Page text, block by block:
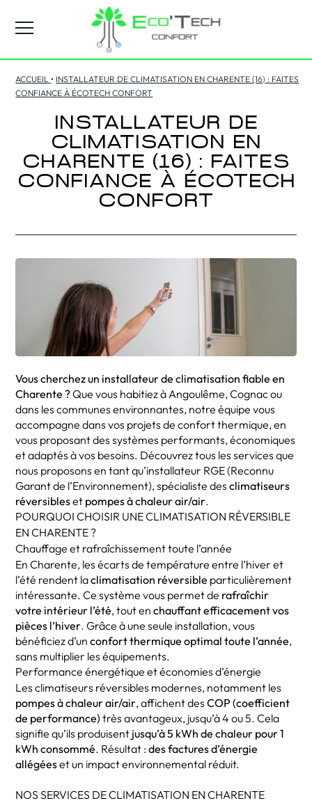
ACCUEIL• INSTALLATEUR DE CLIMATISATION EN CHARENTE (16) : FAITES
CONFIANCE À ÉCOTECH CONFORT
INSTALLATEUR DE
CLIMATISATION EN
CHARENTE (16) : FAITES
CONFIANCE À ÉCOTECH
CONFORT
Vous cherchez un installateur de climatisation fiable en
Charente ?Que vous habitiez à Angoulême, Cognac ou
dans les communes environnantes, notre équipe vous
accompagne dans vos projets de confort thermique, en
vous proposant des systèmes performants, économiques
et adaptés à vos besoins. Découvrez tous les services que
nous proposons en tant qu’installateur RGE (Reconnu
Garant de l’Environnement), spécialiste desclimatiseurs
réversibleset pompes à chaleur air/air.
POURQUOI CHOISIR UNE CLIMATISATION RÉVERSIBLE
EN CHARENTE ?
Chauffage et rafraîchissement toute l’année
En Charente, les écarts de température entre l’hiver et
l’été rendent laclimatisation réversible particulièrement
intéressante. Ce système vous permet de rafraîchir
votre intérieur l’été, tout enchauffant efficacement vos
pièces l’hiver. Grâce à une seule installation, vous
bénéficiez d’unconfort thermique optimal toute l’année,
sans multiplier les équipements.
Performance énergétique et économies d’énergie
Les climatiseurs réversibles modernes, notamment les
pompes à chaleur air/air, affichent desCOP (coefficient
de performance) très avantageux, jusqu’à 4 ou 5. Cela
signifie qu’ils produisent jusqu’à 5 kWh de chaleur pour 1
kWh consommé. Résultat :des factures d’énergie
allégéeset un impact environnemental réduit.
NOS SERVICES DE CLIMATISATION EN CHARENTE